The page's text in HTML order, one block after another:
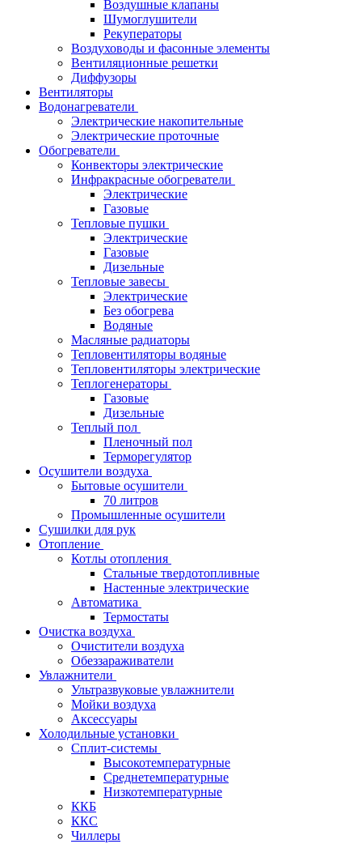
Воздушные клапаны
Шумоглушители
Рекуператоры
Воздуховоды и фасонные элементы
Вентиляционные решетки
Диффузоры
Вентиляторы
Водонагреватели
Электрические накопительные
Электрические проточные
Обогреватели
Конвекторы электрические
Инфракрасные обогреватели
Электрические
Газовые
Тепловые пушки
Электрические
Газовые
Дизельные
Тепловые завесы
Электрические
Без обогрева
Водяные
Масляные радиаторы
Тепловентиляторы водяные
Тепловентиляторы электрические
Теплогенераторы
Газовые
Дизельные
Теплый пол
Пленочный пол
Терморегулятор
Осушители воздуха
Бытовые осушители
70 литров
Промышленные осушители
Сушилки для рук
Отопление
Котлы отопления
Стальные твердотопливные
Настенные электрические
Автоматика
Термостаты
Очистка воздуха
Очистители воздуха
Обеззараживатели
Увлажнители
Ультразвуковые увлажнители
Мойки воздуха
Аксессуары
Холодильные установки
Сплит-системы
Высокотемпературные
Среднетемпературные
Низкотемпературные
ККБ
ККС
Чиллеры